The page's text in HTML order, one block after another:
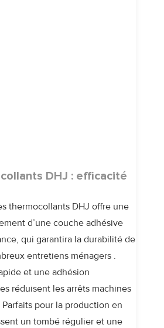
DHJ : efficacité
thermocollants DHJ offre une
d’une couche adhésive
qui garantira la durabilité de
entretiens ménagers .
et une adhésion
réduisent les arrêts machines
pour la production en
un tombé régulier et une